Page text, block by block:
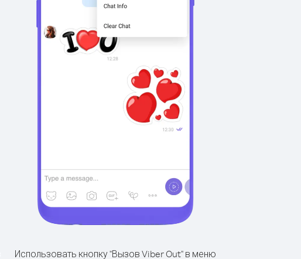
Использовать кнопку "Вызов Viber Out" в меню